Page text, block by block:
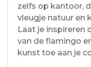
zelfs op kantoor,
vleugje natuur en
Laat je inspireren
van de flamingo
kunst toe aan je